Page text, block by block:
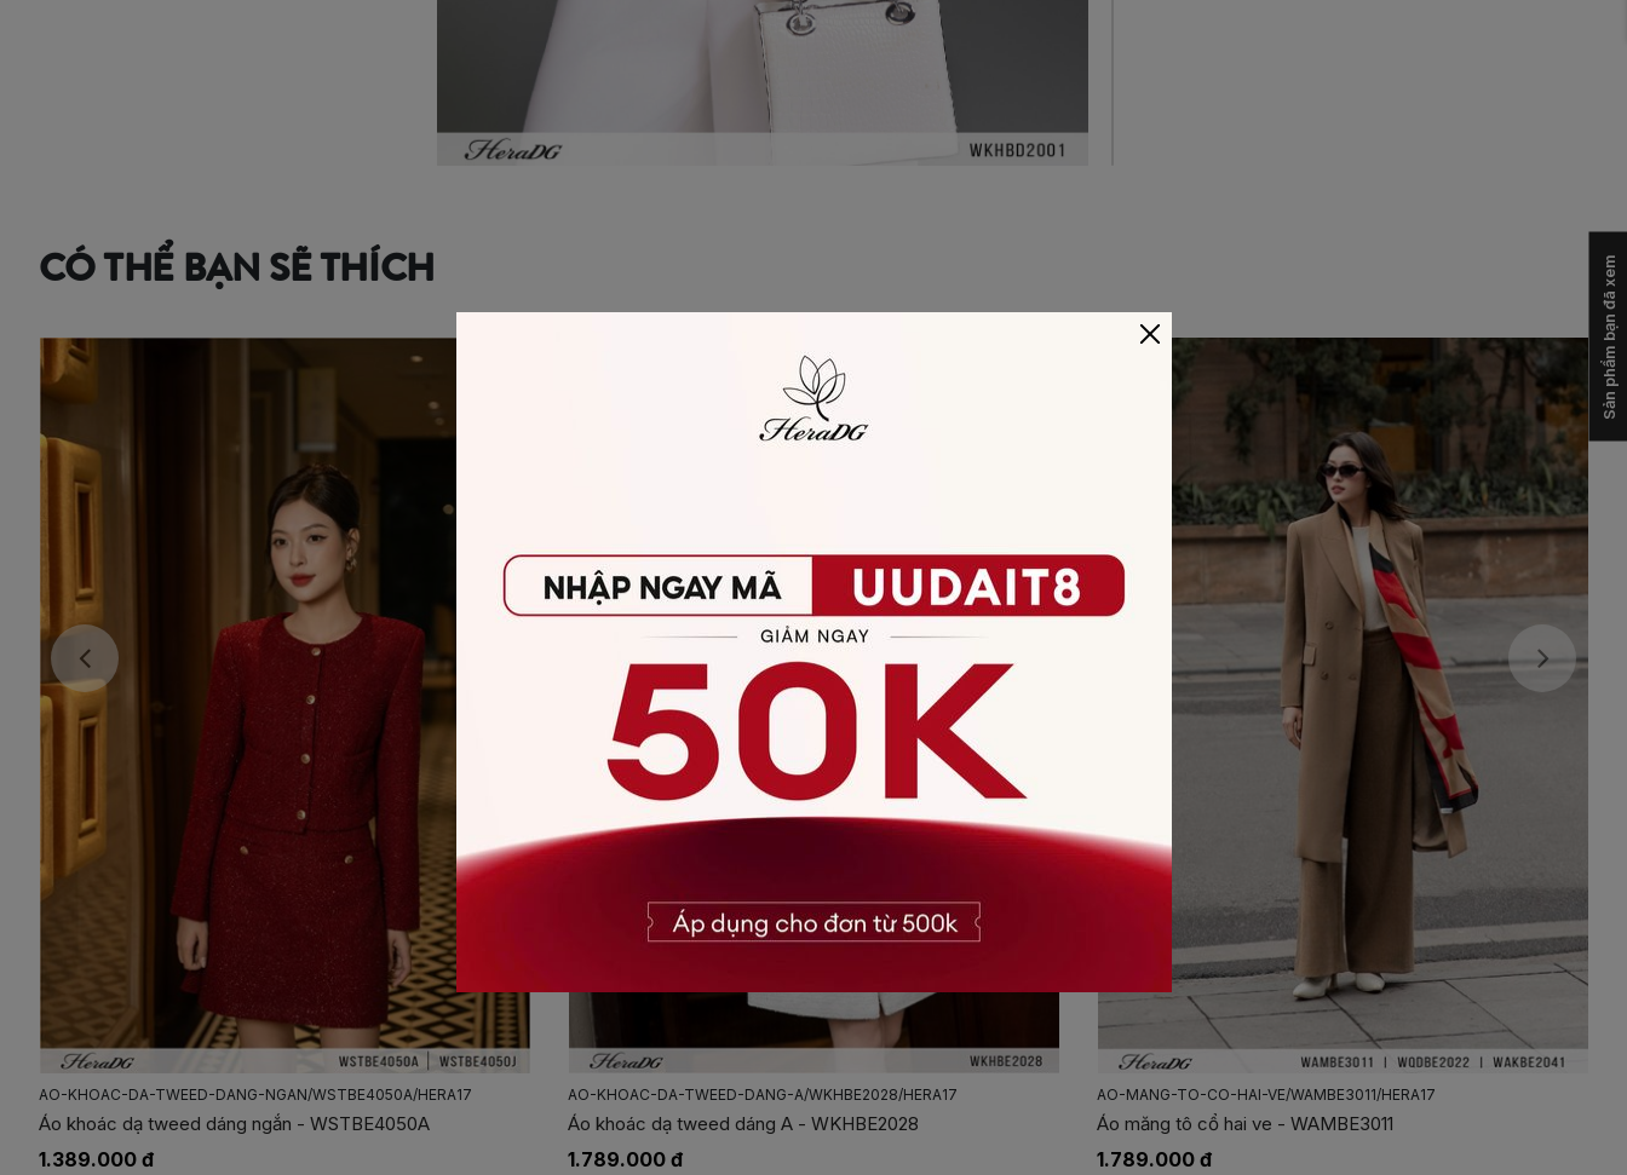
CÓ THỂ BẠN SẼ THÍCH
AO-KHOAC-DA-TWEED-DANG-NGAN/WSTBE4050A/HERA17
Áo khoác dạ tweed dáng ngắn - WSTBE4050A
1.389.000 đ
AO-KHOAC-DA-TWEED-DANG-A/WKHBE2028/HERA17
Áo khoác dạ tweed dáng A - WKHBE2028
1.789.000 đ
AO-MANG-TO-CO-HAI-VE/WAMBE3011/HERA17
Áo măng tô cổ hai ve - WAMBE3011
1.789.000 đ
Sản phẩm bạn đã xem